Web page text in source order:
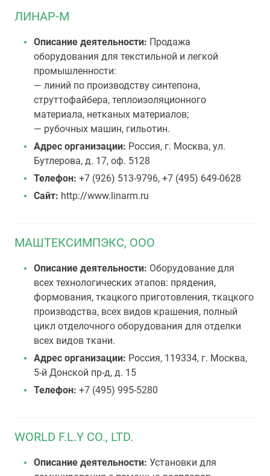
ЛИНАР-М
Описание деятельности: Продажа
оборудования для текстильной и легкой
промышленности:
— линий по производству синтепона,
струттофайбера, теплоизоляционного
материала, нетканых материалов;
— рубочных машин, гильотин.
Адрес организации: Россия, г. Москва, ул.
Бутлерова, д. 17, оф. 5128
Телефон: +7 (926) 513-9796, +7 (495) 649-0628
Сайт: http://www.linarm.ru
МАШТЕКСИМПЭКС, ООО
Описание деятельности: Оборудование для
всех технологических этапов: прядения,
формования, ткацкого приготовления, ткацкого
производства, всех видов крашения, полный
цикл отделочного оборудования для отделки
всех видов ткани.
Адрес организации: Россия, 119334, г. Москва,
5-й Донской пр-д, д. 15
Телефон: +7 (495) 995-5280
WORLD F.L.Y CO., LTD.
Описание деятельности: Установки для